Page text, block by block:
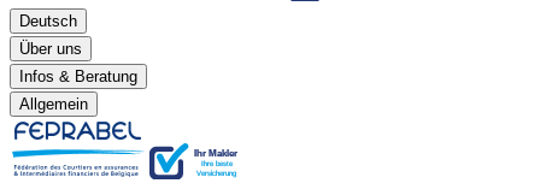
Deutsch
Über uns
Infos & Beratung
Allgemein